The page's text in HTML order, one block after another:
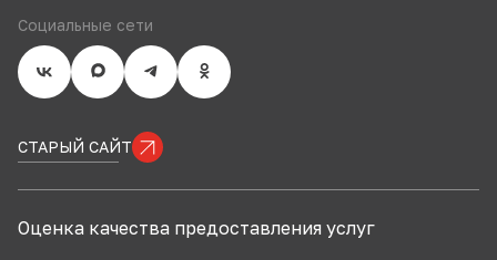
Социальные сети
СТАРЫЙ САЙТ
Оценка качества предоставления услуг